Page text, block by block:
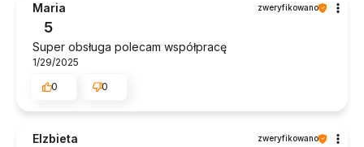
Maria zweryfikowano
5
Super obsługa polecam współpracę
1/29/2025
0
0
Elzbieta zweryfikowano